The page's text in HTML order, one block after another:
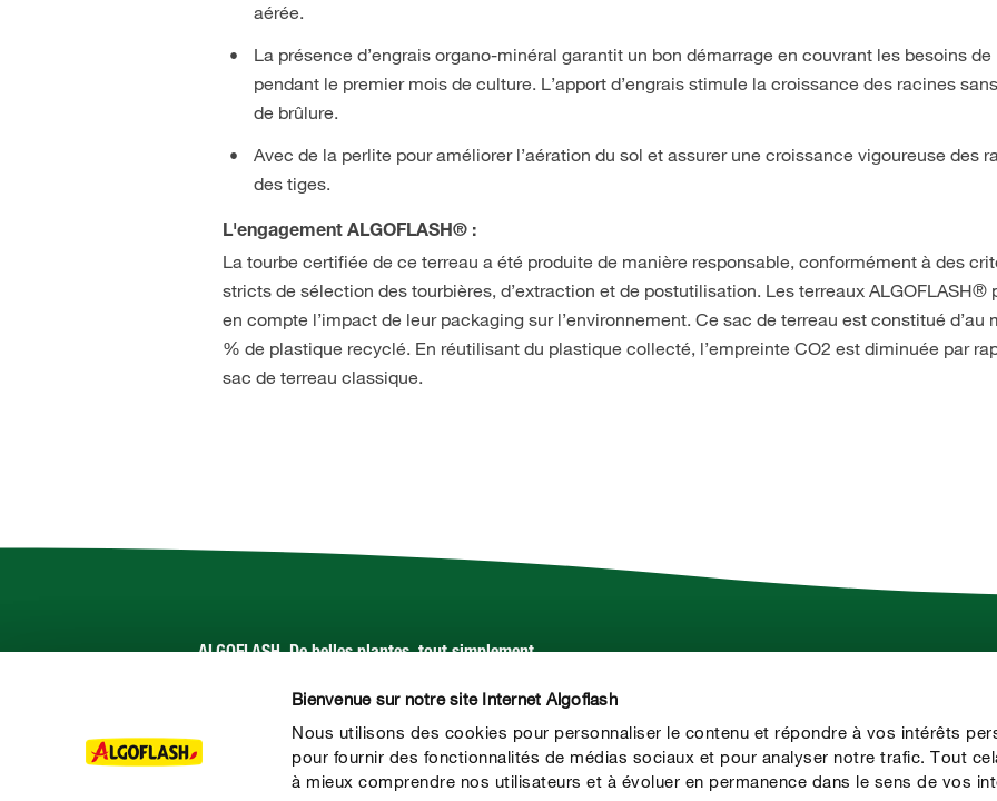
Bienvenue sur notre site Internet Algoflash
Nous utilisons des cookies pour personnaliser le contenu et répondre à vos intérêts
pour fournir des fonctionnalités de médias sociaux et pour analyser notre trafic. Tout
à mieux comprendre nos utilisateurs et à évoluer en permanence dans le sens de vos
aérée.
La présence d’engrais organo-minéral garantit un bon démarrage en couvrant les besoins de
pendant le premier mois de culture. L’apport d’engrais stimule la croissance des racines
de brûlure.
Avec de la perlite pour améliorer l’aération du sol et assurer une croissance vigoureuse des
des tiges.
L'engagement ALGOFLASH® :
La tourbe certifiée de ce terreau a été produite de manière responsable, conformément à des
stricts de sélection des tourbières, d’extraction et de postutilisation. Les terreaux ALGOFLASH®
en compte l’impact de leur packaging sur l’environnement. Ce sac de terreau est constitué d’au
% de plastique recyclé. En réutilisant du plastique collecté, l’empreinte CO2 est diminuée par
sac de terreau classique.
ALGOFLASH. De belles plantes, tout simplement.
Presse